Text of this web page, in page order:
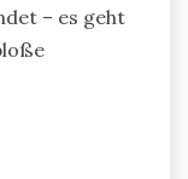
– es geht